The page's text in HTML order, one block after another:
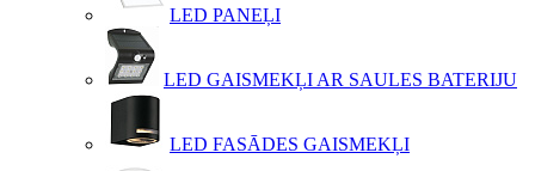
LED PANEĻI
LED GAISMEKĻI AR SAULES BATERIJU
LED FASĀDES GAISMEKĻI